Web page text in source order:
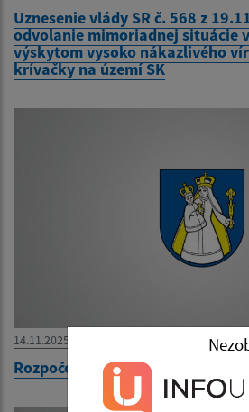
Uznesenie vlády SR č. 568 z
odvolanie mimoriadnej situácie
výskytom vysoko nákazlivého
krívačky na území SK
14.11.2025
Rozpočet obce Ľubotín 2026-